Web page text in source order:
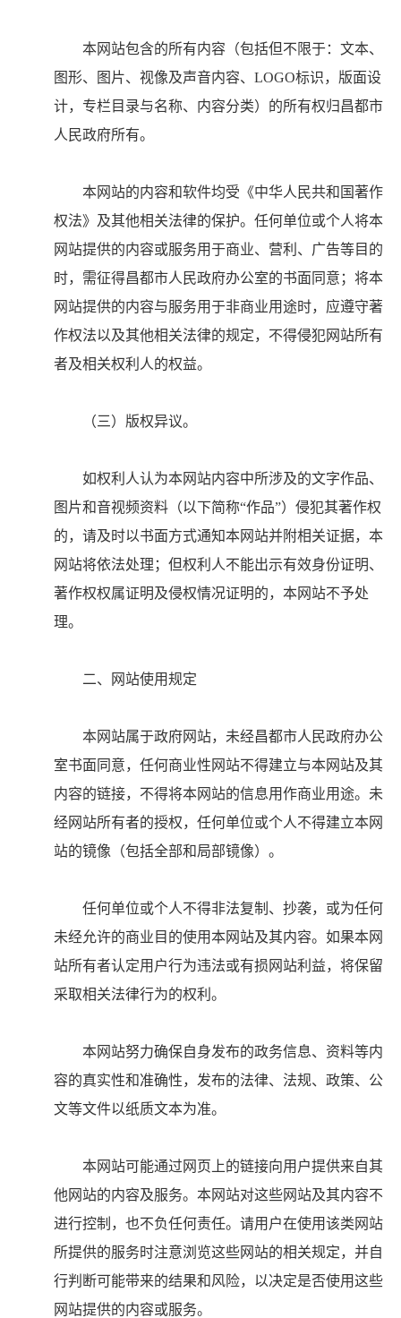
本网站包含的所有内容（包括但不限于：文本、
图形、图片、视像及声音内容、LOGO标识，版面设
计，专栏目录与名称、内容分类）的所有权归昌都市
人民政府所有。
本网站的内容和软件均受《中华人民共和国著作
权法》及其他相关法律的保护。任何单位或个人将本
网站提供的内容或服务用于商业、营利、广告等目的
时，需征得昌都市人民政府办公室的书面同意；将本
网站提供的内容与服务用于非商业用途时，应遵守著
作权法以及其他相关法律的规定，不得侵犯网站所有
者及相关权利人的权益。
（三）版权异议。
如权利人认为本网站内容中所涉及的文字作品、
图片和音视频资料（以下简称“作品”）侵犯其著作权
的，请及时以书面方式通知本网站并附相关证据，本
网站将依法处理；但权利人不能出示有效身份证明、
著作权权属证明及侵权情况证明的，本网站不予处
理。
二、网站使用规定
本网站属于政府网站，未经昌都市人民政府办公
室书面同意，任何商业性网站不得建立与本网站及其
内容的链接，不得将本网站的信息用作商业用途。未
经网站所有者的授权，任何单位或个人不得建立本网
站的镜像（包括全部和局部镜像）。
任何单位或个人不得非法复制、抄袭，或为任何
未经允许的商业目的使用本网站及其内容。如果本网
站所有者认定用户行为违法或有损网站利益，将保留
采取相关法律行为的权利。
本网站努力确保自身发布的政务信息、资料等内
容的真实性和准确性，发布的法律、法规、政策、公
文等文件以纸质文本为准。
本网站可能通过网页上的链接向用户提供来自其
他网站的内容及服务。本网站对这些网站及其内容不
进行控制，也不负任何责任。请用户在使用该类网站
所提供的服务时注意浏览这些网站的相关规定，并自
行判断可能带来的结果和风险，以决定是否使用这些
网站提供的内容或服务。